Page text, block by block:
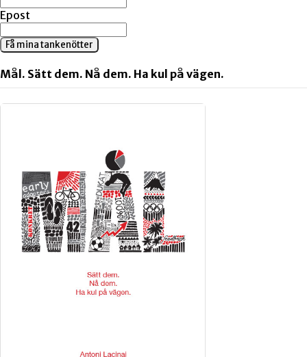
Epost
Få mina tankenötter
Mål. Sätt dem. Nå dem. Ha kul på vägen.